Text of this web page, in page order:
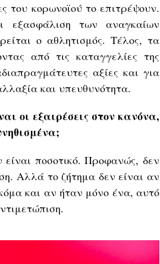
του κορωνοϊού το επιτρέψουν.
εξασφάλιση των αναγκαίων
ο αθλητισμός. Τέλος, τα
από τις καταγγελίες της
αξίες και για
και υπευθυνότητα.
οι εξαιρέσεις στον κανόνα,
ποσοτικό. Προφανώς, δεν
Αλλά το ζήτημα δεν είναι αν
και αν ήταν μόνο ένα, αυτό